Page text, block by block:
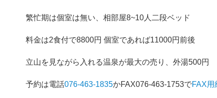
繁忙期は個室は無い、相部屋8~10人二段ベッド
料金は2食付で8800円 個室であれば11000円前後
立山を見ながら入れる温泉が最大の売り、外湯500円
予約は電話076-463-1835かFAX076-463-1753でFAX用